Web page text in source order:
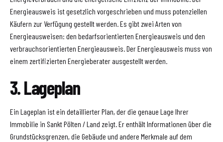
Energieausweis ist gesetzlich vorgeschrieben und muss potenziellen
Käufern zur Verfügung gestellt werden. Es gibt zwei Arten von
Energieausweisen: den bedarfsorientierten Energieausweis und den
verbrauchsorientierten Energieausweis. Der Energieausweis muss von
einem zertifizierten Energieberater ausgestellt werden.
3. Lageplan
Ein Lageplan ist ein detaillierter Plan, der die genaue Lage Ihrer
Immobilie in Sankt Pölten / Land zeigt. Er enthält Informationen über die
Grundstücksgrenzen, die Gebäude und andere Merkmale auf dem